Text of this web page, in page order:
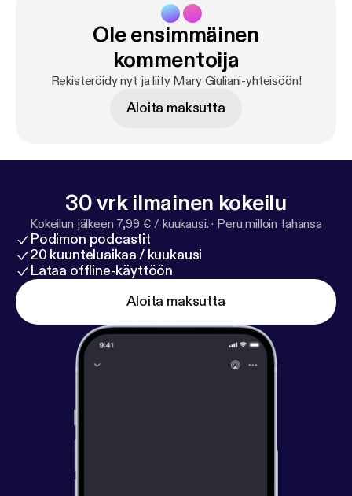
Ole ensimmäinen
kommentoija
Rekisteröidy nyt ja liity Mary Giuliani-yhteisöön!
Aloita maksutta
30 vrk ilmainen kokeilu
Kokeilun jälkeen 7,99 € / kuukausi. · Peru milloin tahansa
Podimon podcastit
20 kuunteluaikaa / kuukausi
Lataa offline-käyttöön
Aloita maksutta